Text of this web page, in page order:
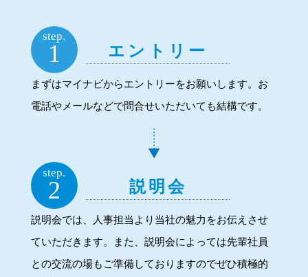
step.
1 エントリー
まずはマイナビからエントリーをお願いします。お
電話やメールなどで問合せいただいても結構です。
step.
2 説明会
説明会では、人事担当より当社の魅力をお伝えさせ
ていただきます。また、説明会によっては先輩社員
との交流の場もご準備しておりますのでぜひ積極的